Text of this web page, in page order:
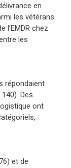
en
les vétérans.
l’EMDR chez
les
répondaient
Des
ont
et de